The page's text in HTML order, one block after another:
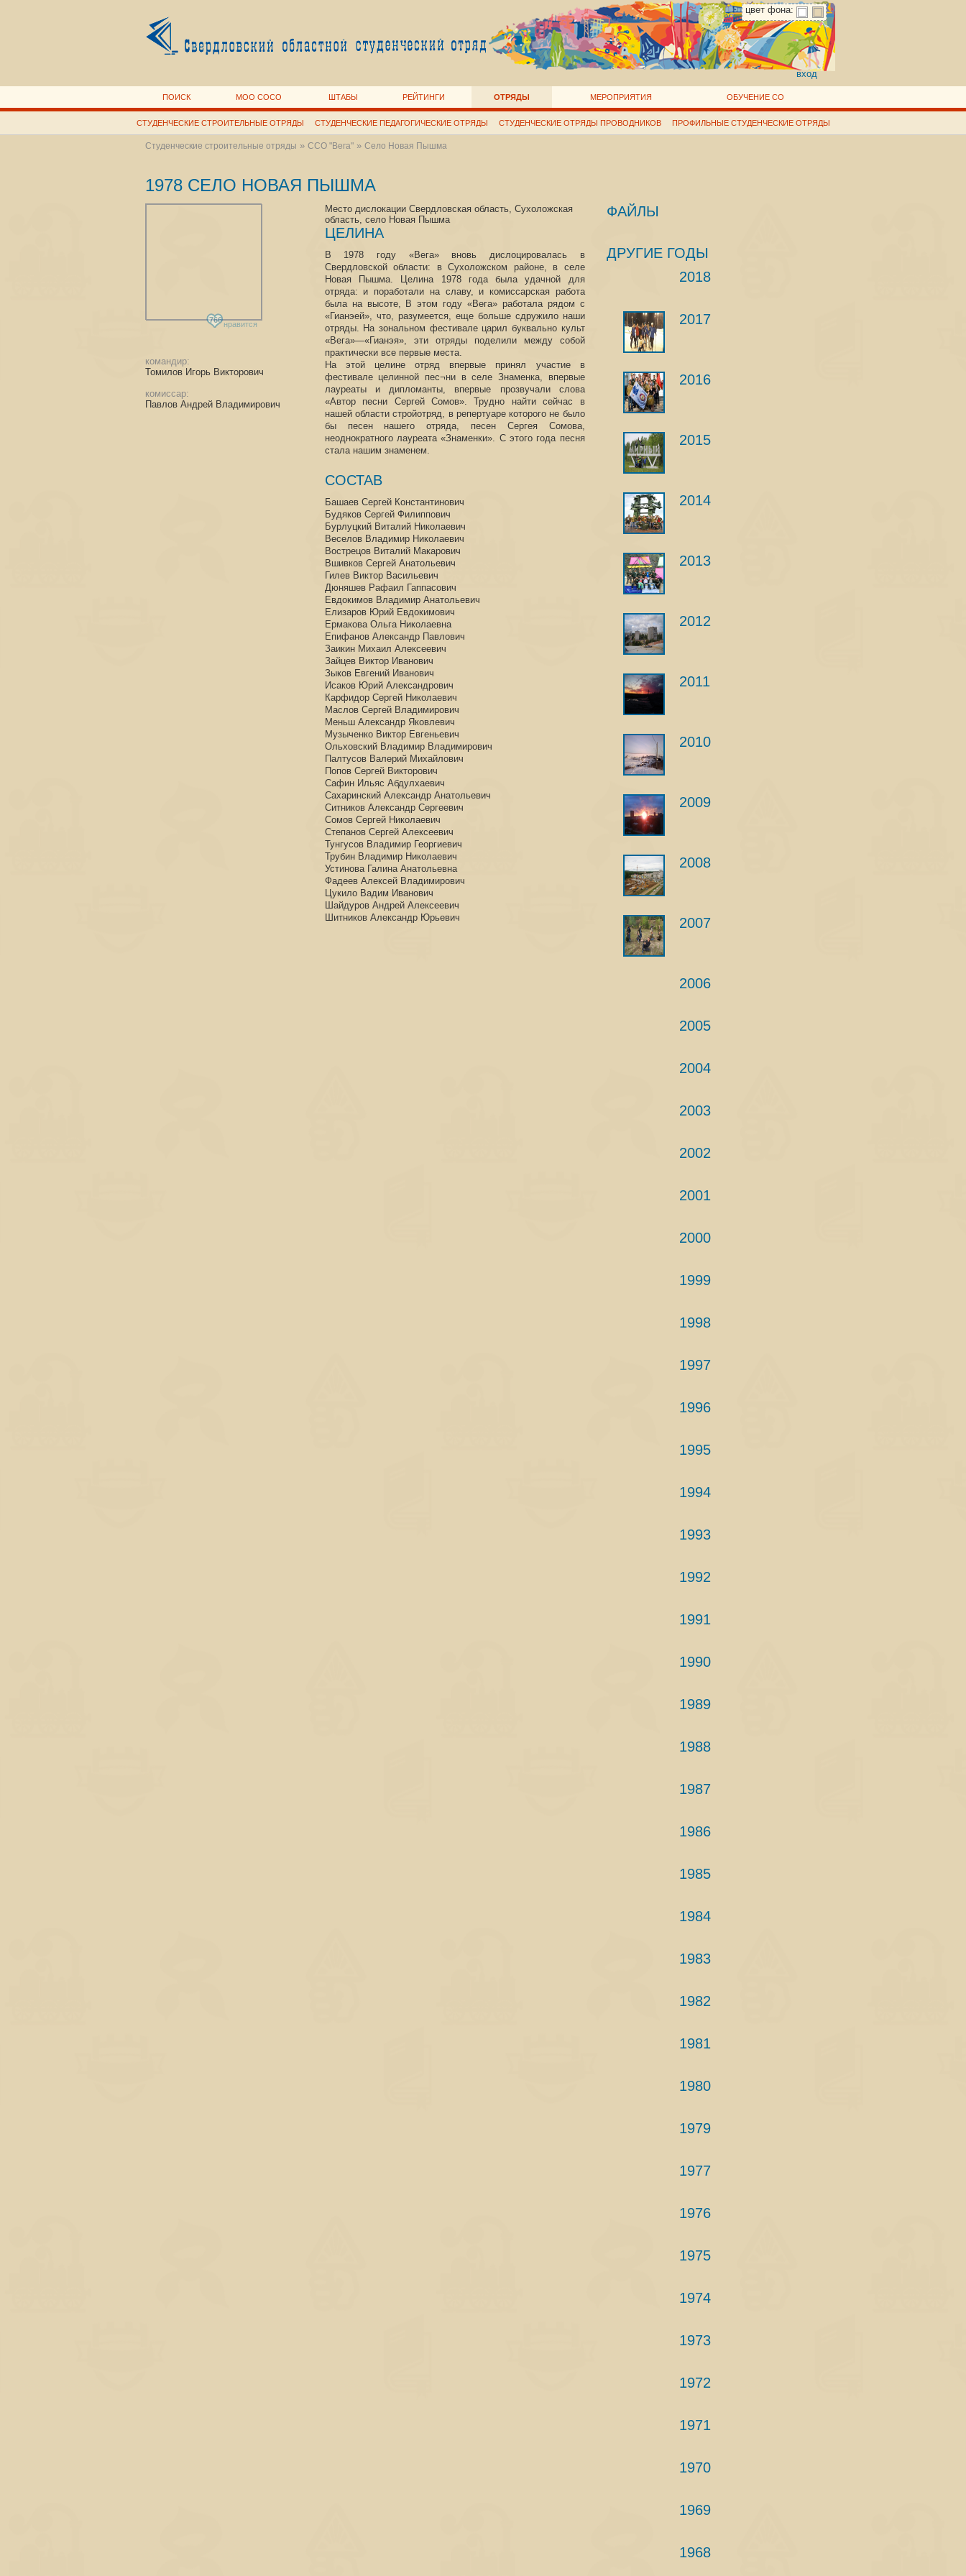
вход
ПОИСК МОО СОСО ШТАБЫ РЕЙТИНГИ ОТРЯДЫ МЕРОПРИЯТИЯ ОБУЧЕНИЕ СО
СТУДЕНЧЕСКИЕ СТРОИТЕЛЬНЫЕ ОТРЯДЫ СТУДЕНЧЕСКИЕ ПЕДАГОГИЧЕСКИЕ ОТРЯДЫ СТУДЕНЧЕСКИЕ ОТРЯДЫ ПРОВОДНИКОВ ПРОФИЛЬНЫЕ СТУДЕНЧЕСКИЕ ОТРЯДЫ
Студенческие строительные отряды » ССО "Вега"» Село Новая Пышма
1978 СЕЛО НОВАЯ ПЫШМА
766 нравится
командир:
Томилов Игорь Викторович
комиссар:
Павлов Андрей Владимирович
Место дислокации Свердловская область, Сухоложская
область, село Новая Пышма
ЦЕЛИНА
В 1978 году «Вега» вновь дислоцировалась в
Свердловской области: в Сухоложском районе, в селе
Новая Пышма. Целина 1978 года была удачной для
отряда: и поработали на славу, и комиссарская работа
была на высоте, В этом году «Вега» работала рядом с
«Гианэей», что, разумеется, еще больше сдружило наши
отряды. На зональном фестивале царил буквально культ
«Вега»—«Гианэя», эти отряды поделили между собой
практически все первые места.
На этой целине отряд впервые принял участие в
фестивале целинной пес¬ни в селе Знаменка, впервые
лауреаты и дипломанты, впервые прозвучали слова
«Автор песни Сергей Сомов». Трудно найти сейчас в
нашей области стройотряд, в репертуаре которого не было
бы песен нашего отряда, песен Сергея Сомова,
неоднократного лауреата «Знаменки». С этого года песня
стала нашим знаменем.
СОСТАВ
Башаев Сергей Константинович
Будяков Сергей Филиппович
Бурлуцкий Виталий Николаевич
Веселов Владимир Николаевич
Вострецов Виталий Макарович
Вшивков Сергей Анатольевич
Гилев Виктор Васильевич
Дюняшев Рафаил Гаппасович
Евдокимов Владимир Анатольевич
Елизаров Юрий Евдокимович
Ермакова Ольга Николаевна
Епифанов Александр Павлович
Заикин Михаил Алексеевич
Зайцев Виктор Иванович
Зыков Евгений Иванович
Исаков Юрий Александрович
Карфидор Сергей Николаевич
Маслов Сергей Владимирович
Меньш Александр Яковлевич
Музыченко Виктор Евгеньевич
Ольховский Владимир Владимирович
Палтусов Валерий Михайлович
Попов Сергей Викторович
Сафин Ильяс Абдулхаевич
Сахаринский Александр Анатольевич
Ситников Александр Сергеевич
Сомов Сергей Николаевич
Степанов Сергей Алексеевич
Тунгусов Владимир Георгиевич
Трубин Владимир Николаевич
Устинова Галина Анатольевна
Фадеев Алексей Владимирович
Цукило Вадим Иванович
Шайдуров Андрей Алексеевич
Шитников Александр Юрьевич
ФАЙЛЫ
ДРУГИЕ ГОДЫ
2018
2017
2016
2015
2014
2013
2012
2011
2010
2009
2008
2007
2006
2005
2004
2003
2002
2001
2000
1999
1998
1997
1996
1995
1994
1993
1992
1991
1990
1989
1988
1987
1986
1985
1984
1983
1982
1981
1980
1979
1977
1976
1975
1974
1973
1972
1971
1970
1969
1968
цвет фона: